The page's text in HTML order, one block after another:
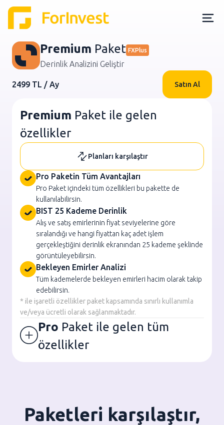
Premium Paket FXPlus
Derinlik Analizini Geliştir
2499 TL / Ay Satın Al
Premium Paket ile gelen
özellikler
Planları karşılaştır
Pro Paketin Tüm Avantajları
Pro Paket içindeki tüm özellikleri bu pakette de
kullanılabilirsin.
BIST 25 Kademe Derinlik
Alış ve satış emirlerinin fiyat seviyelerine göre
sıralandığı ve hangi fiyattan kaç adet işlem
gerçekleştiğini derinlik ekranından 25 kademe şeklinde
görüntüleyebilirsin.
Bekleyen Emirler Analizi
Tüm kademelerde bekleyen emirleri hacim olarak takip
edebilirsin.
* ile işaretli özellikler paket kapsamında sınırlı kullanımla
ve/veya ücretli olarak sağlanmaktadır.
Pro Paket ile gelen tüm
özellikler
Paketleri karşılaştır,